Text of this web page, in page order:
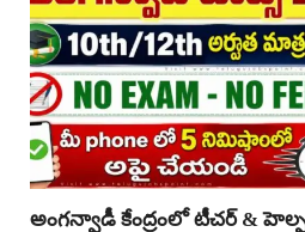
అంగన్వాడీ కేంద్రంలో టీచర్ &